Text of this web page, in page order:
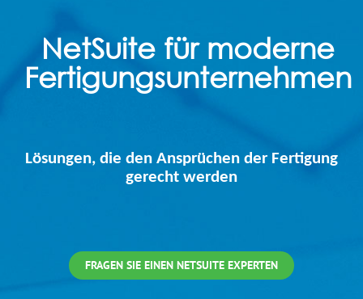
NetSuite für moderne
Fertigungsunternehmen
Lösungen, die den Ansprüchen der Fertigung
gerecht werden
FRAGEN SIE EINEN NETSUITE EXPERTEN